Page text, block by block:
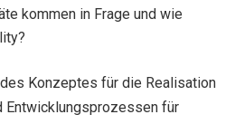
kommen in Frage und wie
Konzeptes für die Realisation
Entwicklungsprozessen für